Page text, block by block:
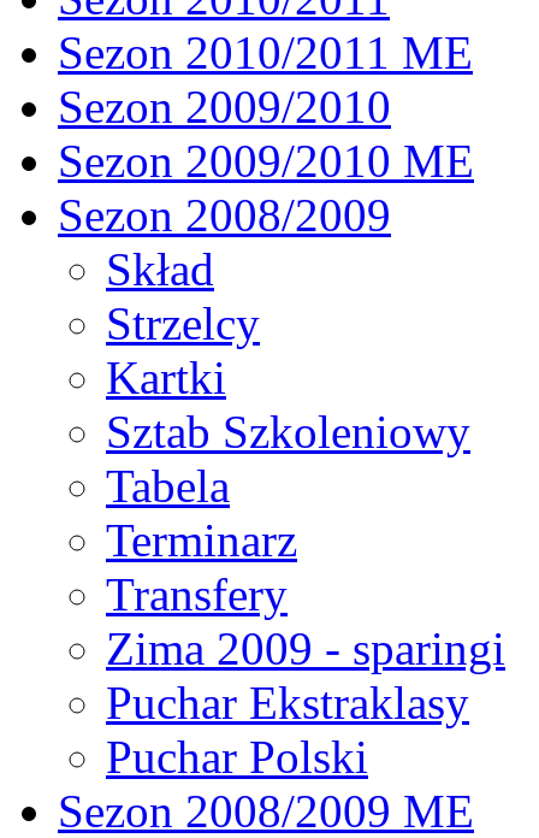
Sezon 2010/2011 ME
Sezon 2009/2010
Sezon 2009/2010 ME
Sezon 2008/2009
Skład
Strzelcy
Kartki
Sztab Szkoleniowy
Tabela
Terminarz
Transfery
Zima 2009 - sparingi
Puchar Ekstraklasy
Puchar Polski
Sezon 2008/2009 ME